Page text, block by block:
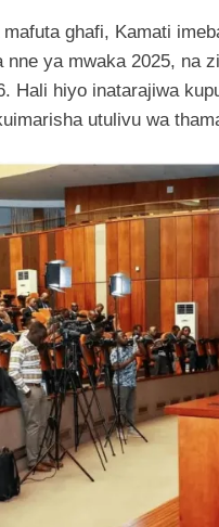
mafuta ghafi, Kamati
nne ya mwaka 2025, na
Hali hiyo inatarajiwa
utulivu wa